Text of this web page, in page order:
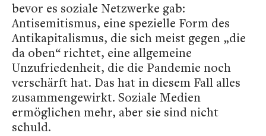
bevor es soziale Netzwerke gab:
Antisemitismus, eine spezielle Form des
Antikapitalismus, die sich meist gegen „die
da oben“ richtet, eine allgemeine
Unzufriedenheit, die die Pandemie noch
verschärft hat. Das hat in diesem Fall alles
zusammengewirkt. Soziale Medien
ermöglichen mehr, aber sie sind nicht
schuld.